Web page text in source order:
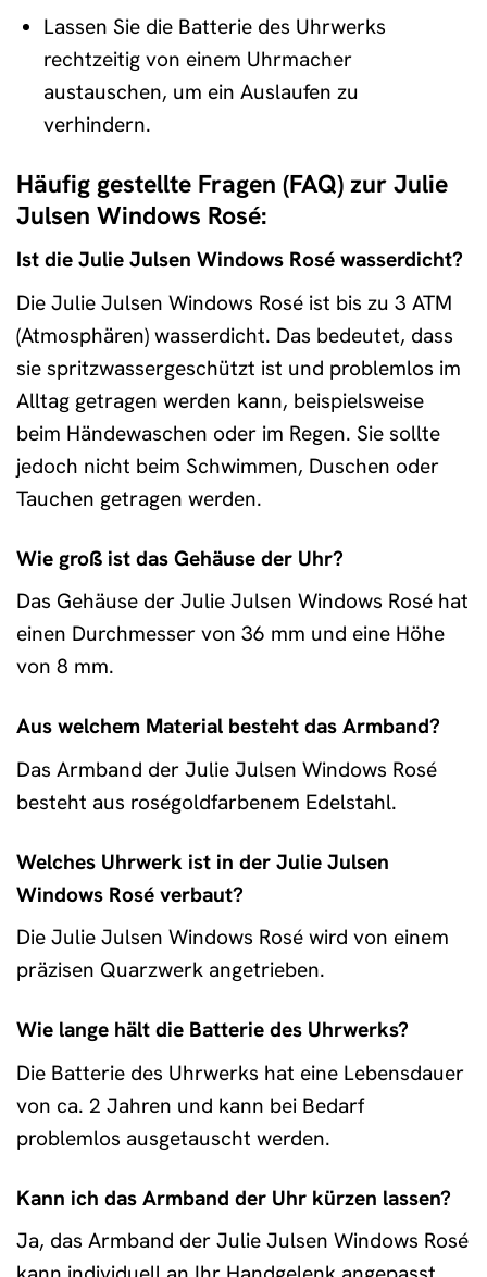
Lassen Sie die Batterie des Uhrwerks
rechtzeitig von einem Uhrmacher
austauschen, um ein Auslaufen zu
verhindern.
Häufig gestellte Fragen (FAQ) zur Julie
Julsen Windows Rosé:
Ist die Julie Julsen Windows Rosé wasserdicht?
Die Julie Julsen Windows Rosé ist bis zu 3 ATM
(Atmosphären) wasserdicht. Das bedeutet, dass
sie spritzwassergeschützt ist und problemlos im
Alltag getragen werden kann, beispielsweise
beim Händewaschen oder im Regen. Sie sollte
jedoch nicht beim Schwimmen, Duschen oder
Tauchen getragen werden.
Wie groß ist das Gehäuse der Uhr?
Das Gehäuse der Julie Julsen Windows Rosé hat
einen Durchmesser von 36 mm und eine Höhe
von 8 mm.
Aus welchem Material besteht das Armband?
Das Armband der Julie Julsen Windows Rosé
besteht aus roségoldfarbenem Edelstahl.
Welches Uhrwerk ist in der Julie Julsen
Windows Rosé verbaut?
Die Julie Julsen Windows Rosé wird von einem
präzisen Quarzwerk angetrieben.
Wie lange hält die Batterie des Uhrwerks?
Die Batterie des Uhrwerks hat eine Lebensdauer
von ca. 2 Jahren und kann bei Bedarf
problemlos ausgetauscht werden.
Kann ich das Armband der Uhr kürzen lassen?
Ja, das Armband der Julie Julsen Windows Rosé